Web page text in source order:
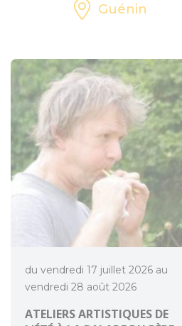
Guénin
du vendredi 17 juillet 2026 au
vendredi 28 août 2026
ATELIERS ARTISTIQUES DE